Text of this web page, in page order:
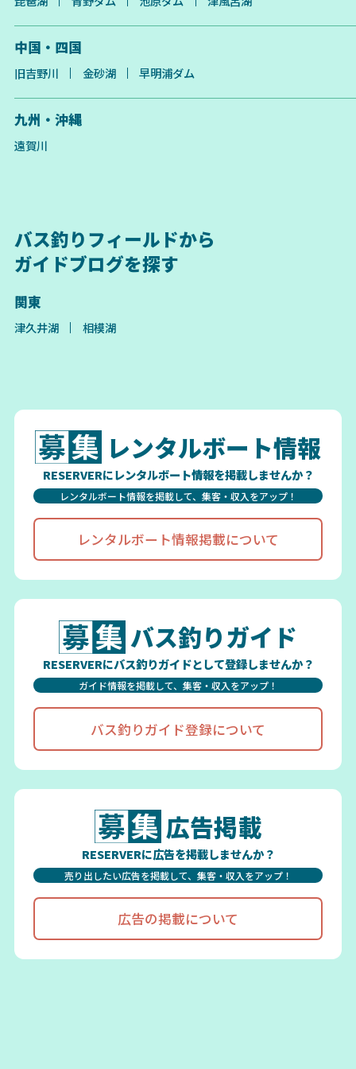
中国・四国
旧吉野川 金砂湖 早明浦ダム
九州・沖縄
遠賀川
バス釣りフィールドから
ガイドブログを探す
関東
津久井湖 相模湖
レンタルボート情報
RESERVERにレンタルボート情報を掲載しませんか？
レンタルボート情報を掲載して、集客・収入をアップ！
レンタルボート情報掲載について
バス釣りガイド
RESERVERにバス釣りガイドとして登録しませんか？
ガイド情報を掲載して、集客・収入をアップ！
バス釣りガイド登録について
広告掲載
RESERVERに広告を掲載しませんか？
売り出したい広告を掲載して、集客・収入をアップ！
広告の掲載について